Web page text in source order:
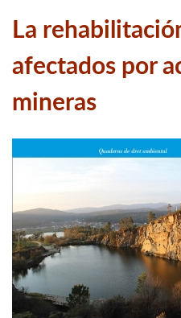
La
afectados por
mineras